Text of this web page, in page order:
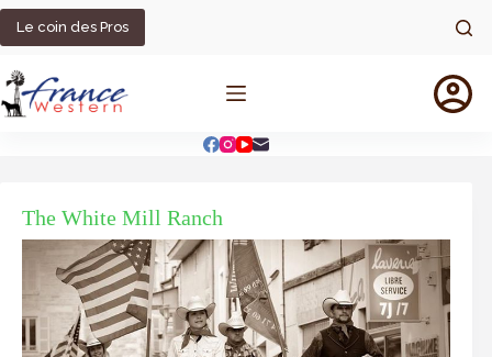
Passer
contenu
Le coin des Pros
The White Mill Ranch